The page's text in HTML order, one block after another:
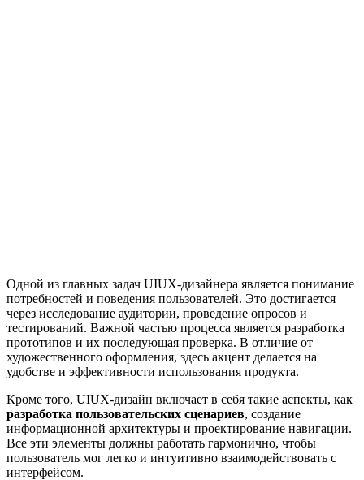
Одной из главных задач UIUX-дизайнера является понимание
потребностей и поведения пользователей. Это достигается
через исследование аудитории, проведение опросов и
тестирований. Важной частью процесса является разработка
прототипов и их последующая проверка. В отличие от
художественного оформления, здесь акцент делается на
удобстве и эффективности использования продукта.
Кроме того, UIUX-дизайн включает в себя такие аспекты, как
разработка пользовательских сценариев, создание
информационной архитектуры и проектирование навигации.
Все эти элементы должны работать гармонично, чтобы
пользователь мог легко и интуитивно взаимодействовать с
интерфейсом.